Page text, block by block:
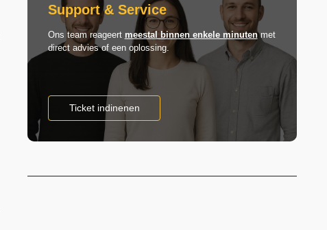
Support & Service
Ons team reageert meestal binnen enkele minutenmet
direct advies of een oplossing.
Ticket indinenen